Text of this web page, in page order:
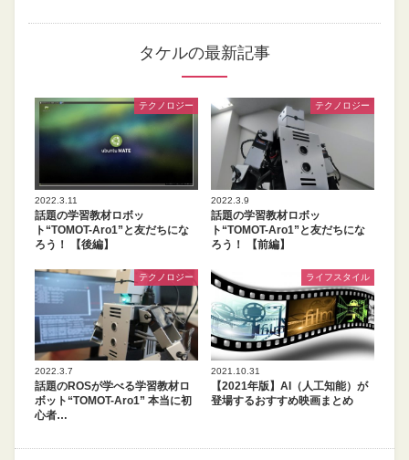
タケルの最新記事
テクノロジー
2022.3.11
話題の学習教材ロボッ
ト“TOMOT-Aro1”と友だちにな
ろう！ 【後編】
テクノロジー
2022.3.9
話題の学習教材ロボッ
ト“TOMOT-Aro1”と友だちにな
ろう！ 【前編】
テクノロジー
2022.3.7
話題のROSが学べる学習教材ロ
ボット“TOMOT-Aro1” 本当に初
心者…
ライフスタイル
2021.10.31
【2021年版】AI（人工知能）が
登場するおすすめ映画まとめ